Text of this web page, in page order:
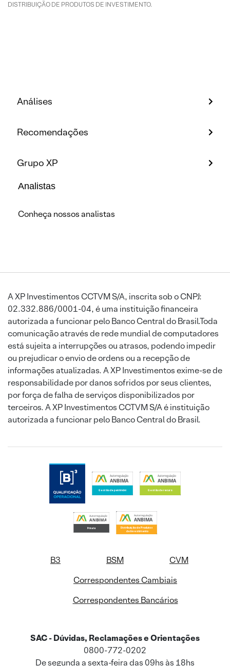
DISTRIBUIÇÃO DE PRODUTOS DE INVESTIMENTO.
Análises
Recomendações
Grupo XP
Analistas
Conheça nossos analistas
A XP Investimentos CCTVM S/A, inscrita sob o CNPJ:
02.332.886/0001-04, é uma instituição financeira
autorizada a funcionar pelo Banco Central do Brasil.Toda
comunicação através de rede mundial de computadores
está sujeita a interrupções ou atrasos, podendo impedir
ou prejudicar o envio de ordens ou a recepção de
informações atualizadas. A XP Investimentos exime-se de
responsabilidade por danos sofridos por seus clientes,
por força de falha de serviços disponibilizados por
terceiros. A XP Investimentos CCTVM S/A é instituição
autorizada a funcionar pelo Banco Central do Brasil.
B3 BSM
CVM
Correspondentes Cambiais
Correspondentes Bancários
SAC - Dúvidas, Reclamações e Orientações
0800-772-0202
De segunda a sexta-feira das 09hs às 18hs